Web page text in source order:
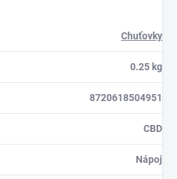
Chuťovky
0.25 kg
8720618504951
CBD
Nápoj